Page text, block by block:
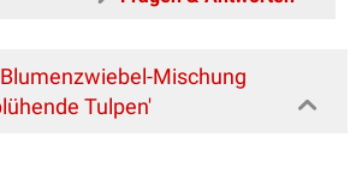
Blumenzwiebel-Mischung
Tulpen'